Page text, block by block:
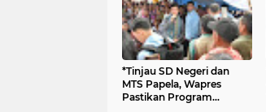
*Tinjau SD Negeri dan
MTS Papela, Wapres
Pastikan Program